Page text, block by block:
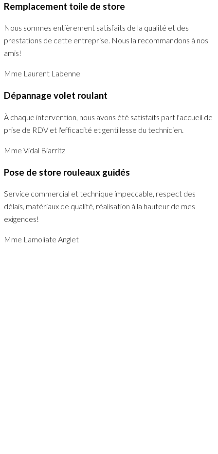
Remplacement toile de store
Nous sommes entièrement satisfaits de la qualité et des
prestations de cette entreprise. Nous la recommandons à nos
amis!
Mme Laurent Labenne
Dépannage volet roulant
À chaque intervention, nous avons été satisfaits part l'accueil de
prise de RDV et l'efficacité et gentillesse du technicien.
Mme Vidal Biarritz
Pose de store rouleaux guidés
Service commercial et technique impeccable, respect des
délais, matériaux de qualité, réalisation à la hauteur de mes
exigences!
Mme Lamoliate Anglet